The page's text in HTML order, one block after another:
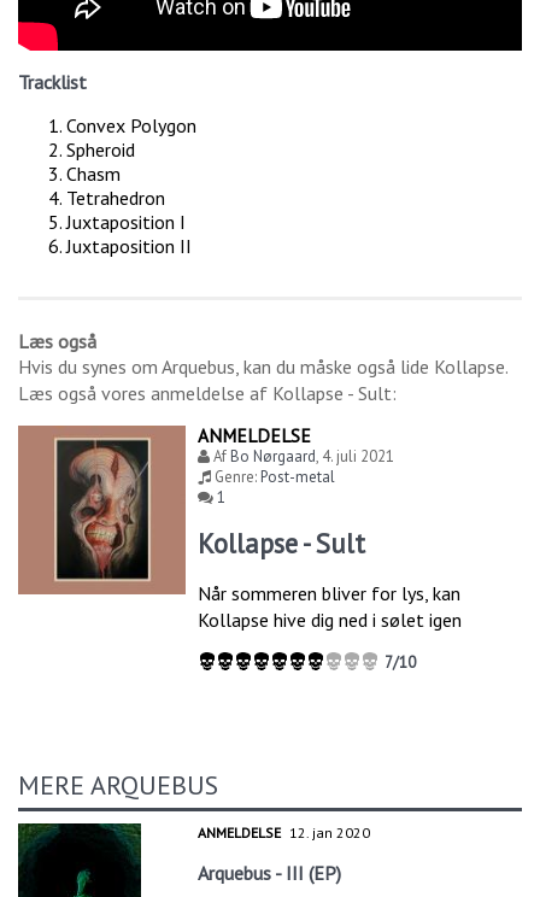
Tracklist
Convex Polygon
Spheroid
Chasm
Tetrahedron
Juxtaposition I
Juxtaposition II
Læs også
Hvis du synes om Arquebus, kan du måske også lide Kollapse.
Læs også vores anmeldelse af Kollapse - Sult:
ANMELDELSE
AfBo Nørgaard, 4. juli 2021
Genre:Post-metal
1
Kollapse - Sult
Når sommeren bliver for lys, kan
Kollapse hive dig ned i sølet igen
7/10
MERE ARQUEBUS
ANMELDELSE 12. jan 2020
Arquebus - III (EP)